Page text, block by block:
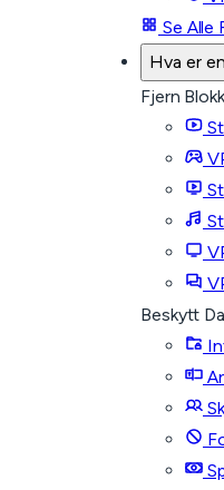
Se Alle
Hva er
Fjern
Beskytt